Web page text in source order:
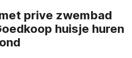
prive zwembad
huisje huren